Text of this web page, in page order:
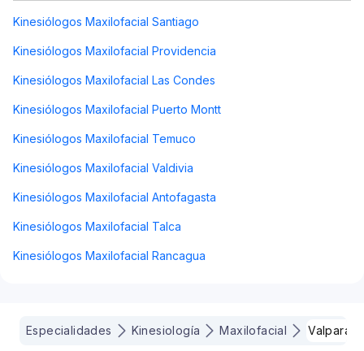
Kinesiólogos Maxilofacial Santiago
Kinesiólogos Maxilofacial Providencia
Kinesiólogos Maxilofacial Las Condes
Kinesiólogos Maxilofacial Puerto Montt
Kinesiólogos Maxilofacial Temuco
Kinesiólogos Maxilofacial Valdivia
Kinesiólogos Maxilofacial Antofagasta
Kinesiólogos Maxilofacial Talca
Kinesiólogos Maxilofacial Rancagua
Especialidades Kinesiología Maxilofacial